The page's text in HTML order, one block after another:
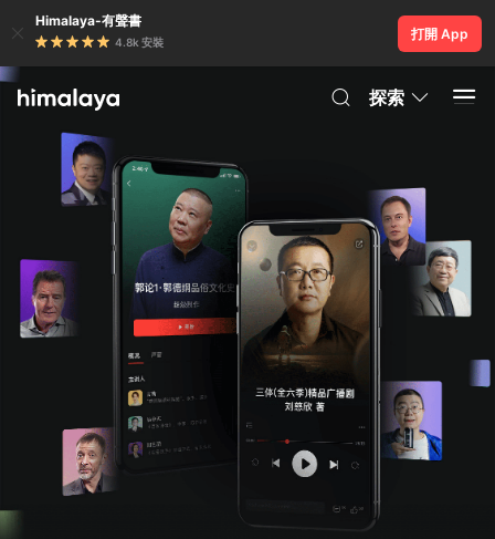
Himalaya-有聲書
4.8k 安裝
打開 App
探索